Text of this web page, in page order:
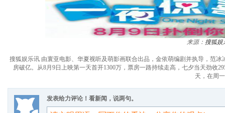
来源： 搜狐娱
搜狐娱乐讯 由寰亚电影、华夏视听及萌影画联合出品，金依萌编剧并执导，范
房破亿。从8月9日上映第一天首开1300万，票房一路持续走高，七夕当天劲收
天，在周
发表给力评论！看新闻，说两句。